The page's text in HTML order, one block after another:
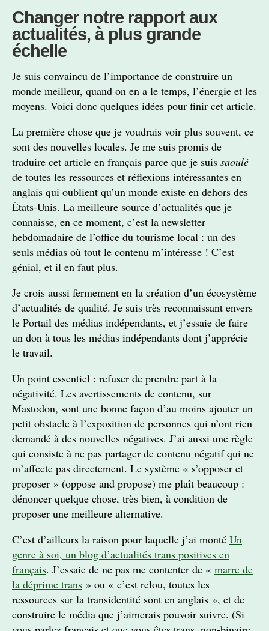
Changer notre rapport aux
actualités, à plus grande
échelle
Je suis convaincu de l’importance de construire un
monde meilleur, quand on en a le temps, l’énergie et les
moyens. Voici donc quelques idées pour finir cet article.
La première chose que je voudrais voir plus souvent, ce
sont des nouvelles locales. Je me suis promis de
traduire cet article en français parce que je suis saoulé
de toutes les ressources et réflexions intéressantes en
anglais qui oublient qu’un monde existe en dehors des
États-Unis. La meilleure source d’actualités que je
connaisse, en ce moment, c’est la newsletter
hebdomadaire de l’office du tourisme local : un des
seuls médias où tout le contenu m’intéresse ! C’est
génial, et il en faut plus.
Je crois aussi fermement en la création d’un écosystème
d’actualités de qualité. Je suis très reconnaissant envers
le Portail des médias indépendants, et j’essaie de faire
un don à tous les médias indépendants dont j’apprécie
le travail.
Un point essentiel : refuser de prendre part à la
négativité. Les avertissements de contenu, sur
Mastodon, sont une bonne façon d’au moins ajouter un
petit obstacle à l’exposition de personnes qui n’ont rien
demandé à des nouvelles négatives. J’ai aussi une règle
qui consiste à ne pas partager de contenu négatif qui ne
m’affecte pas directement. Le système « s’opposer et
proposer » (oppose and propose) me plaît beaucoup :
dénoncer quelque chose, très bien, à condition de
proposer une meilleure alternative.
C’est d’ailleurs la raison pour laquelle j’ai monté Un
genre à soi, un blog d’actualités trans positives en
français. J’essaie de ne pas me contenter de « marre de
la déprime trans » ou « c’est relou, toutes les
ressources sur la transidentité sont en anglais », et de
construire le média que j’aimerais pouvoir suivre. (Si